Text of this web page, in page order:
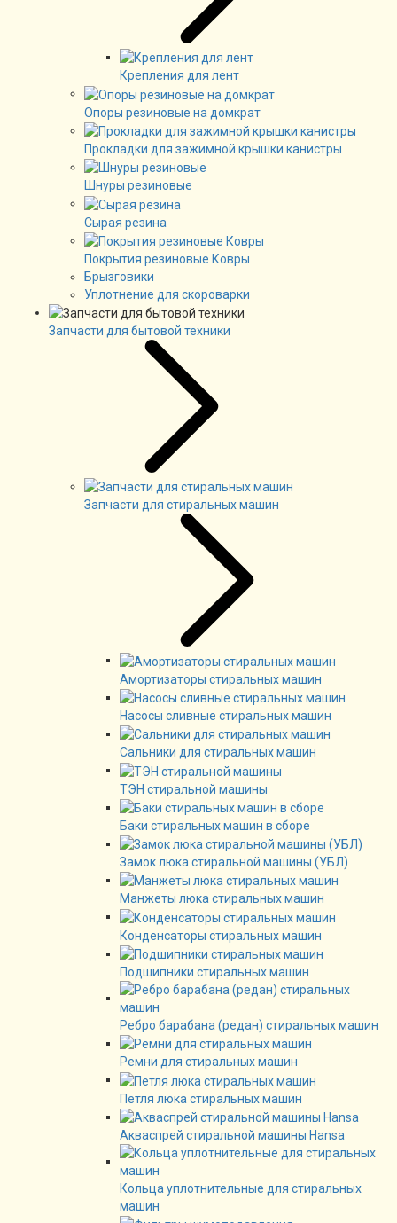
Крепления для лент
Опоры резиновые на домкрат
Прокладки для зажимной крышки канистры
Шнуры резиновые
Сырая резина
Покрытия резиновые Ковры
Брызговики
Уплотнение для скороварки
Запчасти для бытовой техники
Запчасти для стиральных машин
Амортизаторы стиральных машин
Насосы сливные стиральных машин
Сальники для стиральных машин
ТЭН стиральной машины
Баки стиральных машин в сборе
Замок люка стиральной машины (УБЛ)
Манжеты люка стиральных машин
Конденсаторы стиральных машин
Подшипники стиральных машин
Ребро барабана (редан) стиральных машин
Ремни для стиральных машин
Петля люка стиральных машин
Акваспрей стиральной машины Hansa
Кольца уплотнительные для стиральных
машин